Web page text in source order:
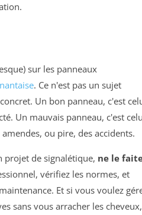
sur les panneaux
. Ce n'est pas un sujet
Un bon panneau, c'est
Un mauvais panneau, c'est
ou pire, des accidents.
projet de signalétique, ne le
vérifiez les normes, et
Et si vous voulez
sans vous arracher les cheveux,